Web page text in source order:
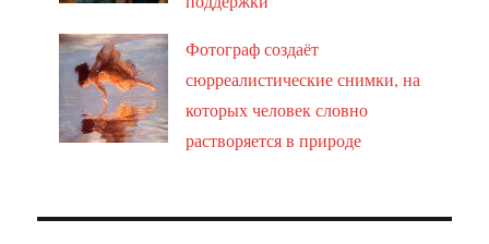
Фотограф создаёт
сюрреалистические снимки, на
которых человек словно
растворяется в природе